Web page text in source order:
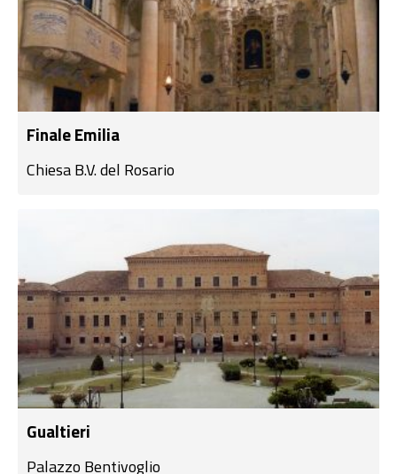
Finale Emilia
Chiesa B.V. del Rosario
Gualtieri
Palazzo Bentivoglio